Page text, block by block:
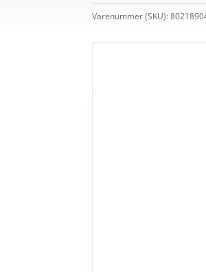
Varenummer (SKU):